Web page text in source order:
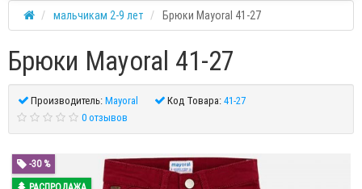
мальчикам 2-9 лет Брюки Mayoral 41-27
Брюки Mayoral 41-27
Производитель:Mayoral Код Товара:41-27
0 отзывов
-30 %
РАСПРОДАЖА